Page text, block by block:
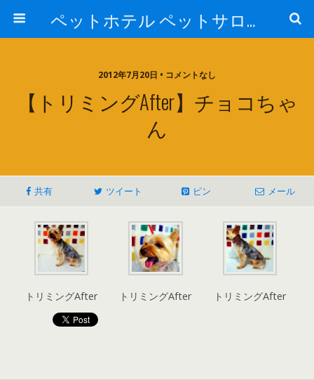
ペットホテル ペットサロン トリミングサロン 東京 ヌーノクラブのブログ
2012年7月20日 • コメントなし
【トリミングAfter】チョコちゃ
ん
共有 ツイート ピン メール
トリミングAfter トリミングAfter トリミングAfter